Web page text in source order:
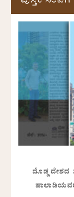
ದೊಡ್ಡ ದೇಶದ